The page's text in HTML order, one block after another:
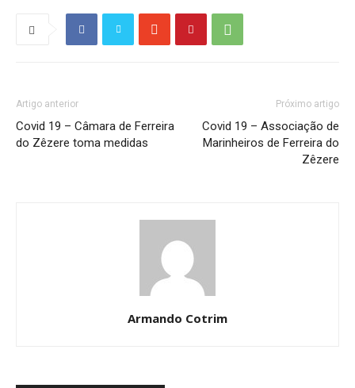
Artigo anterior
Covid 19 – Câmara de Ferreira
do Zêzere toma medidas
Próximo artigo
Covid 19 – Associação de
Marinheiros de Ferreira do
Zêzere
Armando Cotrim